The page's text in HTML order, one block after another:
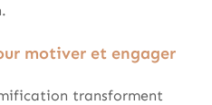
motiver et engager
transforment